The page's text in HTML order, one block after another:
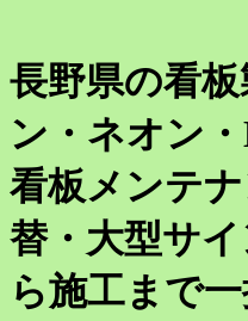
長野県の看
ン・ネオン
看板メンテ
替・大型サ
ら施工まで